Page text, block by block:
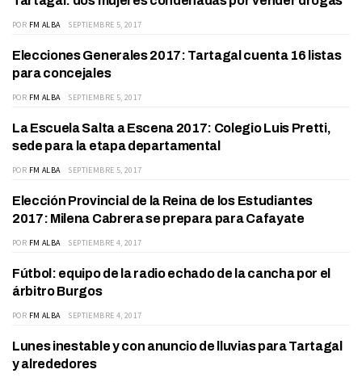
JUDICIALES
POR FM ALBA SEPTIEMBRE 5, 2017
Elecciones Generales 2017: Tartagal cuenta 16 listas
para concejales
POR FM ALBA SEPTIEMBRE 5, 2017
La Escuela Salta a Escena 2017: Colegio Luis Pretti,
sede para la etapa departamental
POR FM ALBA SEPTIEMBRE 5, 2017
Elección Provincial de la Reina de los Estudiantes
2017: Milena Cabrera se prepara para Cafayate
POR FM ALBA SEPTIEMBRE 4, 2017
DEPARTAMENTO
Fútbol: equipo de la radio echado de la cancha por el
árbitro Burgos
POR FM ALBA SEPTIEMBRE 4, 2017
Lunes inestable y con anuncio de lluvias para Tartagal
y alrededores